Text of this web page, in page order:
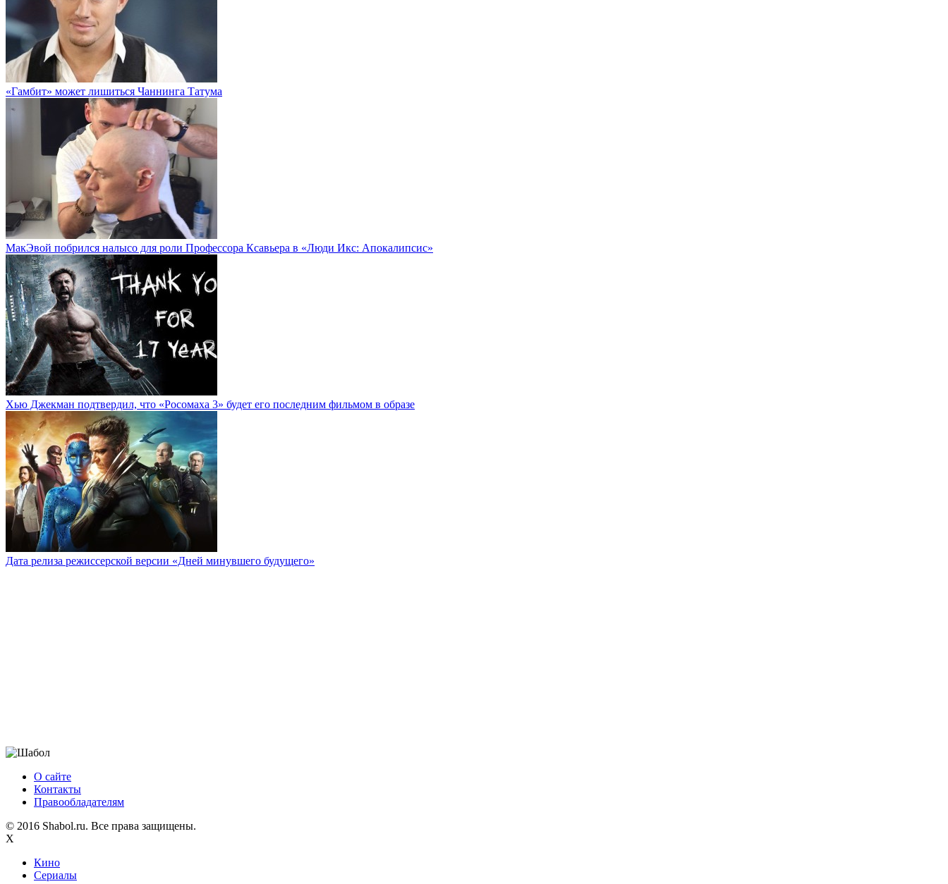
«Гамбит» может лишиться Чаннинга Татума
МакЭвой побрился налысо для роли Профессора Ксавьера в «Люди Икс: Апокалипсис»
Хью Джекман подтвердил, что «Росомаха 3» будет его последним фильмом в образе
Дата релиза режиссерской версии «Дней минувшего будущего»
О сайте
Контакты
Правообладателям
© 2016 Shabol.ru. Все права защищены.
X
Кино
Сериалы